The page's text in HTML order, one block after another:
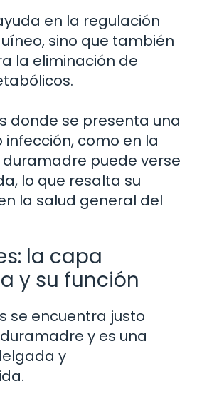
en la regulación
sino que también
la eliminación de
donde se presenta una
como en la
duramadre puede verse
lo que resalta su
la salud general del
la capa
y su función
se encuentra justo
y es una
y